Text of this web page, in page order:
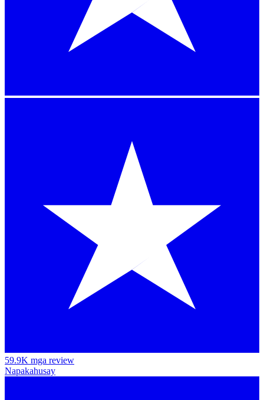
59.9K mga review
Napakahusay